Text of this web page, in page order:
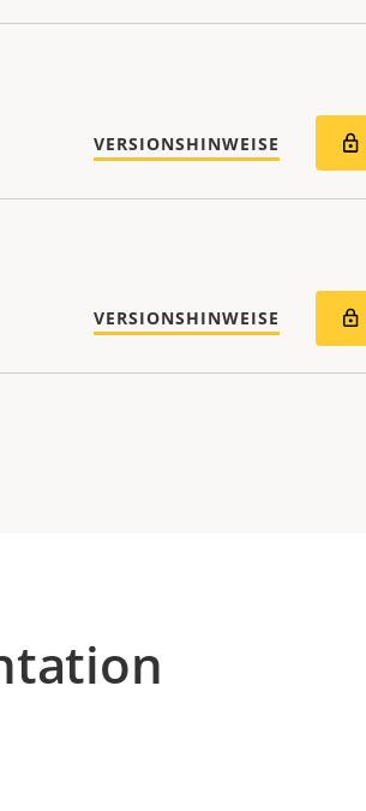
VERSIONSHINWEISE
VERSIONSHINWEISE